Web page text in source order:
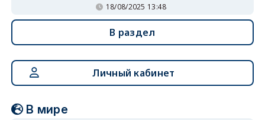
18/08/2025 13:48
В раздел
Личный кабинет
В мире